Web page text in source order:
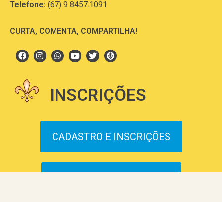
Telefone: (67) 9 8457.1091
CURTA, COMENTA, COMPARTILHA!
INSCRIÇÕES
CADASTRO E INSCRIÇÕES